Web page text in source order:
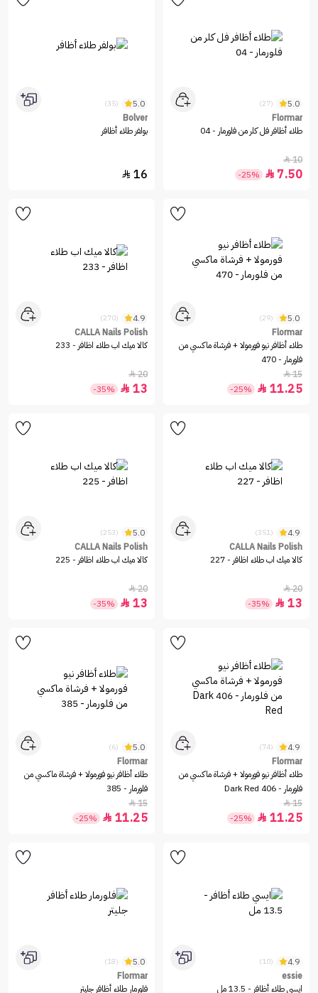
5.0
(27)
Flormar
طلاء أظافر فل كلر من فلورمار - 04
10

7.50

-25%
5.0
(35)
Bolver
بولفر طلاء أظافر
16

5.0
(29)
Flormar
طلاء أظافر نيو فورمولا + فرشاة ماكسي من
فلورمار - 470
15

11.25

-25%
4.9
(270)
CALLA Nails Polish
كالا ميك اب طلاء اظافر - 233
20

13

-35%
4.9
(351)
CALLA Nails Polish
كالا ميك اب طلاء اظافر - 227
20

13

-35%
5.0
(253)
CALLA Nails Polish
كالا ميك اب طلاء اظافر - 225
20

13

-35%
4.9
(74)
Flormar
طلاء أظافر نيو فورمولا + فرشاة ماكسي من
فلورمار - 406 Dark Red
15

11.25

-25%
5.0
(6)
Flormar
طلاء أظافر نيو فورمولا + فرشاة ماكسي من
فلورمار - 385
15

11.25

-25%
4.9
(10)
essie
ايسي طلاء أظافر - 13.5 مل
5.0
(18)
Flormar
فلورمار طلاء أظافر جليتر